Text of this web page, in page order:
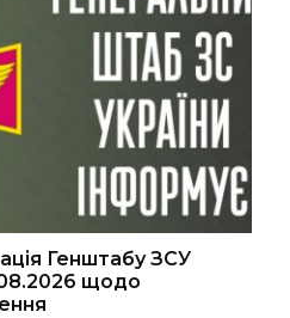
Генштабу ЗСУ
щодо